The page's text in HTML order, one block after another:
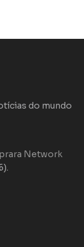
do mundo
Network